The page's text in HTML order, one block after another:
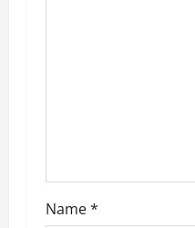
Name*